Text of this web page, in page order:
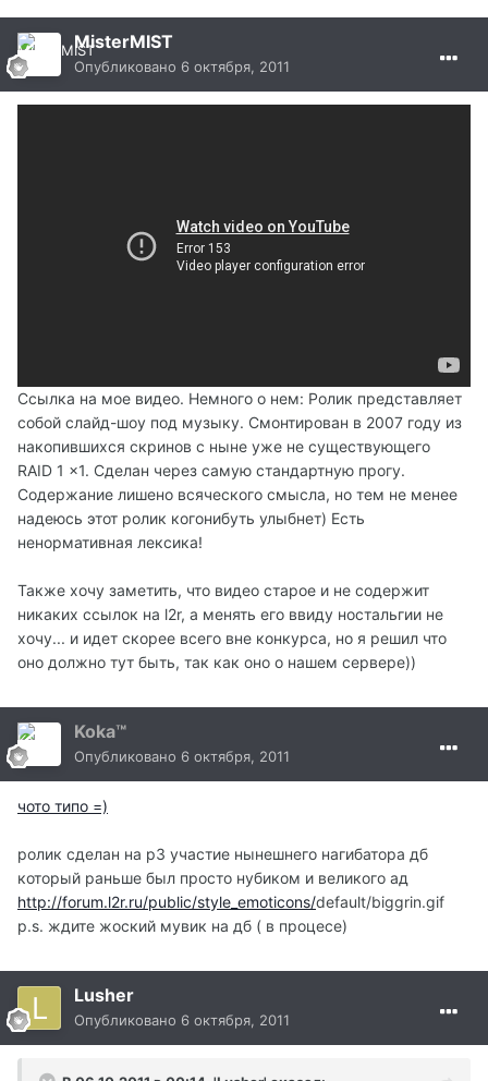
MisterMIST
Опубликовано 6 октября, 2011
Cсылка на мое видео. Немного о нем: Ролик представляет
собой слайд-шоу под музыку. Смонтирован в 2007 году из
накопившихся скринов c ныне уже не существующего
RAID 1 x1. Сделан через самую стандартную прогу.
Содержание лишено всяческого смысла, но тем не менее
надеюсь этот ролик когонибуть улыбнет) Есть
ненормативная лексика!
Также хочу заметить, что видео старое и не содержит
никаких ссылок на l2r, а менять его ввиду ностальгии не
хочу... и идет скорее всего вне конкурса, но я решил что
оно должно тут быть, так как оно о нашем сервере))
Koka™
Опубликовано 6 октября, 2011
чото типо =)
ролик сделан на р3 участие нынешнего нагибатора дб
который раньше был просто нубиком и великого ад
http://forum.l2r.ru/public/style_emoticons/default/biggrin.gif
p.s. ждите жоский мувик на дб ( в процесе)
Lusher
Опубликовано 6 октября, 2011